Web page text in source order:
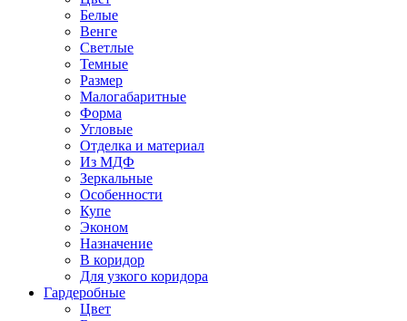
Белые
Венге
Светлые
Темные
Размер
Малогабаритные
Форма
Угловые
Отделка и материал
Из МДФ
Зеркальные
Особенности
Купе
Эконом
Назначение
В коридор
Для узкого коридора
Гардеробные
Цвет